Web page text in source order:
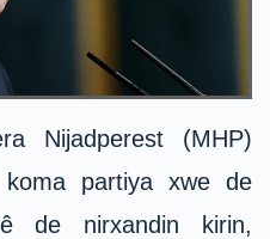
Nijadperest (MHP)
partiya xwe de
de nirxandin kirin,